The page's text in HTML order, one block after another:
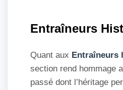
Entraîneurs
Quant aux Entraîneurs
section rend hommage
passé dont l’héritage